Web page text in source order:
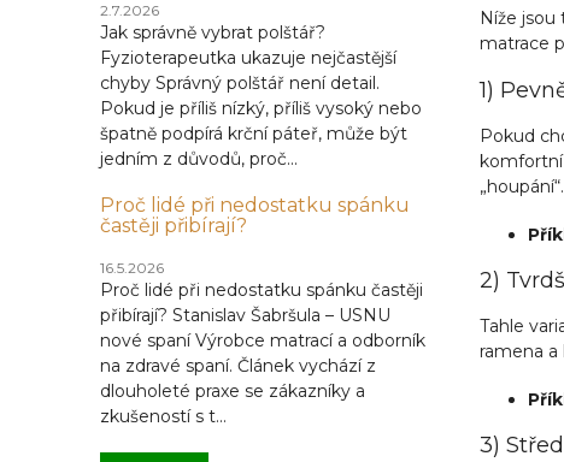
2.7.2026
Jak správně vybrat polštář?
Fyzioterapeutka ukazuje nejčastější
chyby Správný polštář není detail.
Pokud je příliš nízký, příliš vysoký nebo
špatně podpírá krční páteř, může být
jedním z důvodů, proč...
Proč lidé při nedostatku spánku
častěji přibírají?
16.5.2026
Proč lidé při nedostatku spánku častěji
přibírají? Stanislav Šabršula – USNU
nové spaní Výrobce matrací a odborník
na zdravé spaní. Článek vychází z
dlouholeté praxe se zákazníky a
zkušeností s t...
Níže jsou
matrace
1)
Pokud
komfortní
„houpání“.
2)
Tahle
ramena
3)